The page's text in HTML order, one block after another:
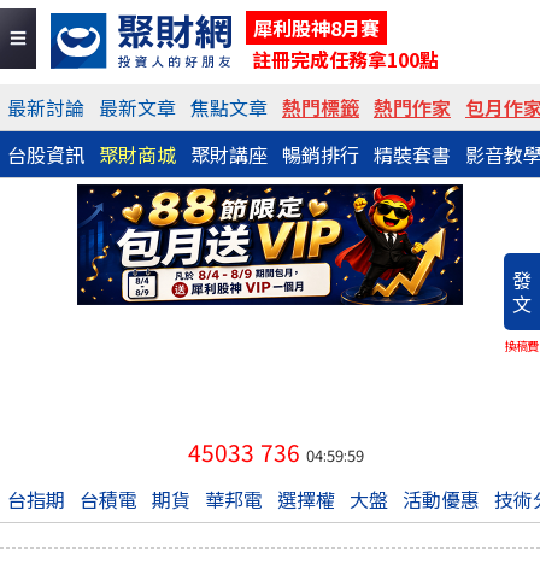
犀利股神8月賽
註冊完成任務拿100點
最新討論 最新文章 焦點文章 熱門標籤 熱門作家 包月作
台股資訊 聚財商城 聚財講座 暢銷排行 精裝套書 影音教
發
文
換稿費
45033 736 04:59:59
台指期 台積電 期貨 華邦電 選擇權 大盤 活動優惠 技術